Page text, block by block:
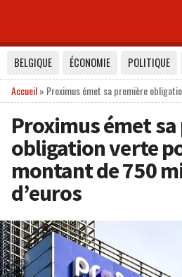
BELGIQUE ÉCONOMIE POLITIQUE
Accueil» Proximus émet sa première
Proximus émet
obligation verte
montant de 750
d’euros